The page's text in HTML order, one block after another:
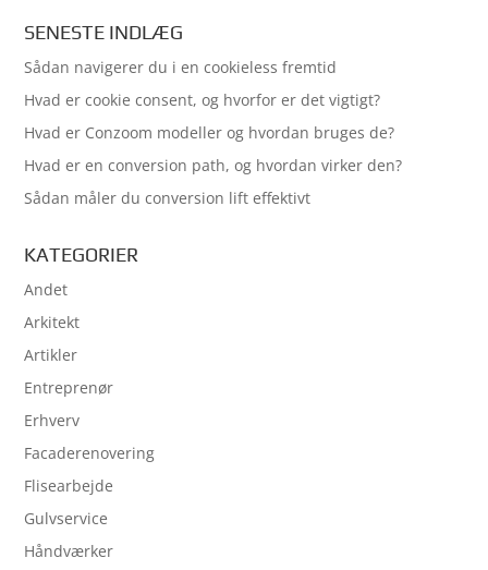
SENESTE INDLÆG
Sådan navigerer du i en cookieless fremtid
Hvad er cookie consent, og hvorfor er det vigtigt?
Hvad er Conzoom modeller og hvordan bruges de?
Hvad er en conversion path, og hvordan virker den?
Sådan måler du conversion lift effektivt
KATEGORIER
Andet
Arkitekt
Artikler
Entreprenør
Erhverv
Facaderenovering
Flisearbejde
Gulvservice
Håndværker